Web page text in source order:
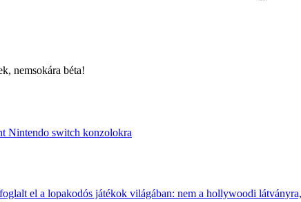
nemsokára béta!
Nintendo switch konzolokra
el a lopakodós játékok világában: nem a hollywoodi